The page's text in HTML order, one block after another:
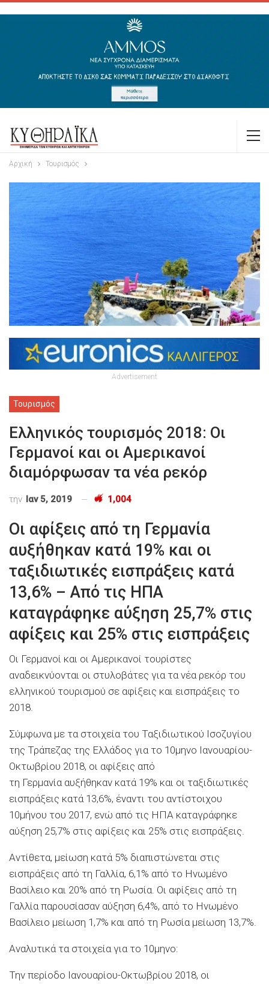
Αρχική Τουρισμός
Advertisement
Τουρισμός
Ελληνικός τουρισμός 2018: Οι
Γερμανοί και οι Αμερικανοί
διαμόρφωσαν τα νέα ρεκόρ
την Ιαν 5, 2019 1,004
Oι αφίξεις από τη Γερμανία
αυξήθηκαν κατά 19% και οι
ταξιδιωτικές εισπράξεις κατά
13,6% – Aπό τις ΗΠΑ
καταγράφηκε αύξηση 25,7% στις
αφίξεις και 25% στις εισπράξεις
Οι Γερμανοί και οι Αμερικανοί τουρίστες
αναδεικνύονται οι στυλοβάτες για τα νέα ρεκόρ του
ελληνικού τουρισμού σε αφίξεις και εισπράξεις το
2018.
Σύμφωνα με τα στοιχεία του Ταξιδιωτικού Ισοζυγίου
της Τράπεζας της Ελλάδος για το 10μηνο Ιανουαρίου-
Οκτωβρίου 2018, οι αφίξεις από
τη Γερμανία αυξήθηκαν κατά 19% και οι ταξιδιωτικές
εισπράξεις κατά 13,6%, έναντι του αντίστοιχου
10μήνου του 2017, ενώ από τις ΗΠΑ καταγράφηκε
αύξηση 25,7% στις αφίξεις και 25% στις εισπράξεις.
Αντίθετα, μείωση κατά 5% διαπιστώνεται στις
εισπράξεις από τη Γαλλία, 6,1% από το Ηνωμένο
Βασίλειο και 20% από τη Ρωσία. Οι αφίξεις από τη
Γαλλία παρουσίασαν αύξηση 6,4%, από το Ηνωμένο
Βασίλειο μείωση 1,7% και από τη Ρωσία μείωση 13,7%.
Αναλυτικά τα στοιχεία για το 10μηνο:
Την περίοδο Ιανουαρίου-Οκτωβρίου 2018, οι